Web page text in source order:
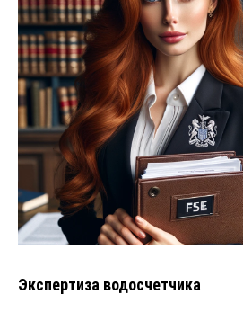
Экспертиза водосчетчика